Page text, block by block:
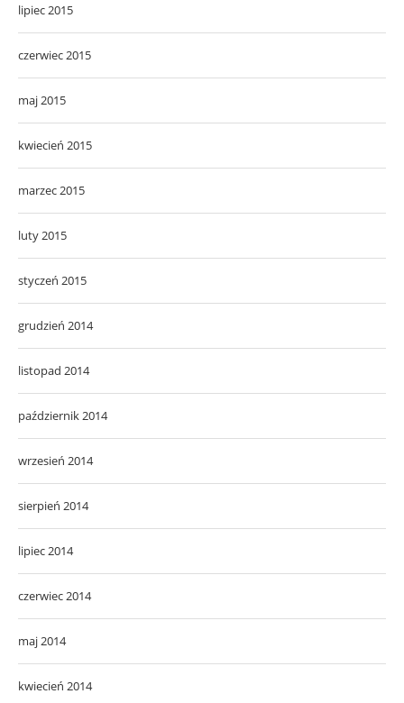
lipiec 2015
czerwiec 2015
maj 2015
kwiecień 2015
marzec 2015
luty 2015
styczeń 2015
grudzień 2014
listopad 2014
październik 2014
wrzesień 2014
sierpień 2014
lipiec 2014
czerwiec 2014
maj 2014
kwiecień 2014